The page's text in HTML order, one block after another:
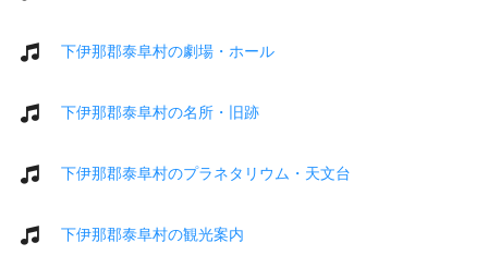
下伊那郡泰阜村の劇場・ホール
下伊那郡泰阜村の名所・旧跡
下伊那郡泰阜村のプラネタリウム・天文台
下伊那郡泰阜村の観光案内